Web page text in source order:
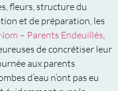
fleurs, structure du
et de préparation, les
– Parents Endeuillés,
de concrétiser leur
aux parents
d’eau n’ont pas eu